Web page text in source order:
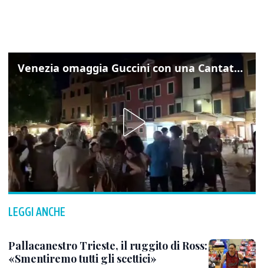
Venezia omaggia Guccini con una Cantata Anarchica in campo Santa Margherita
LEGGI ANCHE
Pallacanestro Trieste, il ruggito di Ross:
«Smentiremo tutti gli scettici»